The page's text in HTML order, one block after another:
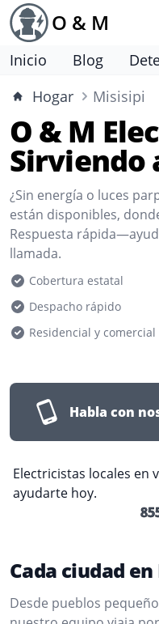
O & M
Inicio Blog
Hogar
Misisipi
O & M
Sirviendo
¿Sin energía o luces
están disponibles,
Respuesta
llamada.
Cobertura estatal
Despacho rápido
Residencial y comercial
Habla con
Electricistas locales en
ayudarte hoy.
Cada ciudad
Desde pueblos